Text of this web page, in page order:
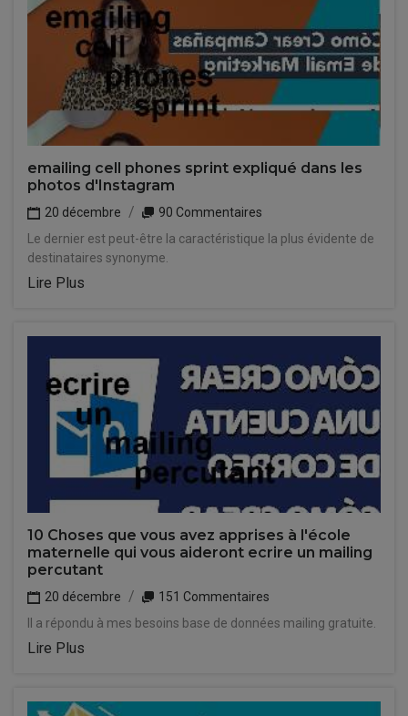
emailing cell phones sprint expliqué dans les
photos d'Instagram
20 décembre
90 Commentaires
Le dernier est peut-être la caractéristique la plus évidente de
destinataires synonyme.
Lire Plus
10 Choses que vous avez apprises à l'école
maternelle qui vous aideront ecrire un mailing
percutant
20 décembre
151 Commentaires
Il a répondu à mes besoins base de données mailing gratuite.
Lire Plus